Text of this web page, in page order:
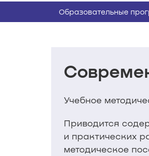
Образовательные
Учебное
Приводится
и практических
методическое